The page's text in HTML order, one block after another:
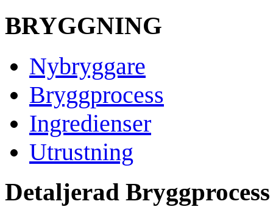
BRYGGNING
Nybryggare
Bryggprocess
Ingredienser
Utrustning
Detaljerad Bryggprocess